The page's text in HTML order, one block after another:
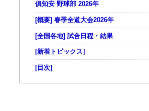
俱知安 野球部 2026年
[概要] 春季全道大会2026年
[全国各地] 試合日程・結果
[新着トピックス]
[目次]